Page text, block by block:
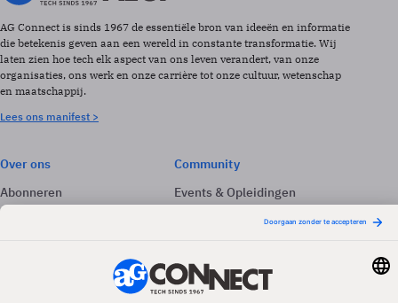
AG Connect is sinds 1967 de essentiële bron van ideeën en informatie
die betekenis geven aan een wereld in constante transformatie. Wij
laten zien hoe tech elk aspect van ons leven verandert, van onze
organisaties, ons werk en onze carrière tot onze cultuur, wetenschap
en maatschappij.
Lees ons manifest >
Over ons
Abonneren
Adverteren
Community
Events & Opleidingen